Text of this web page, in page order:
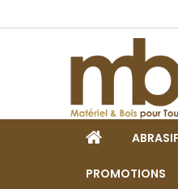
ACCUEIL
PROMOTIONS